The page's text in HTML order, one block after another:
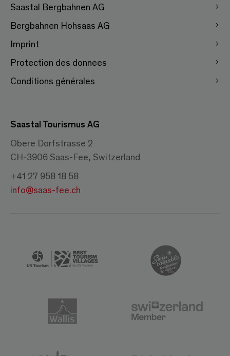
Saastal Bergbahnen AG
Bergbahnen Hohsaas AG
Imprint
Protection des donnees
Conditions générales
Saastal Tourismus AG
Obere Dorfstrasse 2
CH-3906 Saas-Fee, Switzerland
+41 27 958 18 58
info@saas-fee.ch